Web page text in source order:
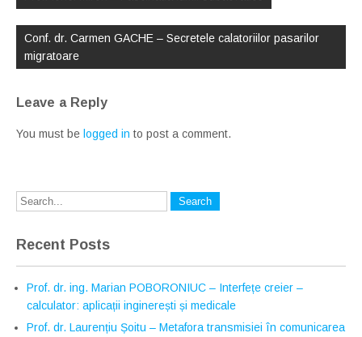
Conf. dr. Carmen GACHE – Secretele calatoriilor pasarilor
migratoare
Leave a Reply
You must be logged in to post a comment.
Recent Posts
Prof. dr. ing. Marian POBORONIUC – Interfețe creier –
calculator: aplicații inginerești și medicale
Prof. dr. Laurențiu Șoitu – Metafora transmisiei în comunicarea